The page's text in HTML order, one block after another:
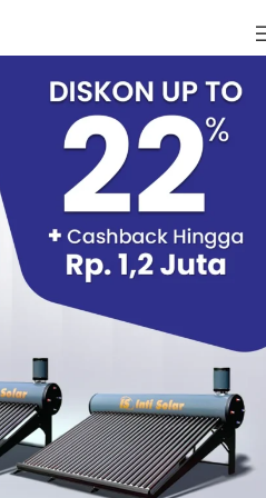
Menggunakan
Tenaga Surya